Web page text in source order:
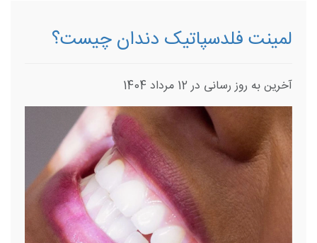
لمینت فلدسپاتیک دندان چیست؟
آخرین به روز رسانی در 12 مرداد 1404